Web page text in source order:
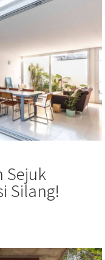
Sejuk
Silang!